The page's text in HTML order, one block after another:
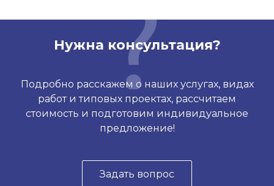
Нужна консультация?
Подробно расскажем о наших услугах, видах
работ и типовых проектах, рассчитаем
стоимость и подготовим индивидуальное
предложение!
Задать вопрос